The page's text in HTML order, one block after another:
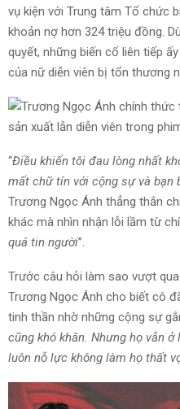
vụ kiện với Trung tâm Tổ chức
khoản nợ hơn 324 triệu đồng.
quyết, những biến cố liên tiếp
của nữ diễn viên bị tổn thương
“Điều khiến tôi đau lòng nhất
mất chữ tín với cộng sự và bạn
Trương Ngọc Ánh thẳng thắn
khác mà nhìn nhận lỗi lầm từ
quá tin người”.
Trước câu hỏi làm sao vượt
Trương Ngọc Ánh cho biết cô
tinh thần nhờ những cộng sự
cũng khó khăn. Nhưng họ vẫn
luôn nỗ lực không làm họ thất